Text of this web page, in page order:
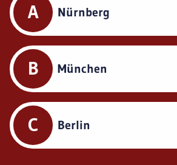
A Nürnberg
B München
C Berlin